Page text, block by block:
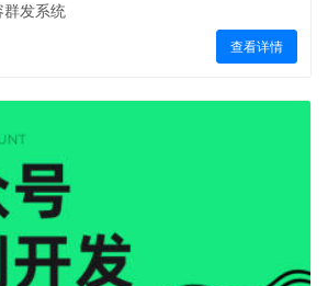
发系统
查看详情